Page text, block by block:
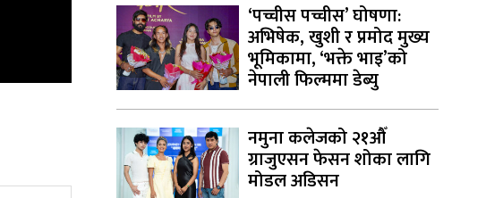
‘पच्चीस पच्चीस’ घोषणा:
अभिषेक, खुशी र प्रमोद मुख्य
भूमिकामा, ‘भक्ते भाइ’को
नेपाली फिल्ममा डेब्यु
नमुना कलेजको २१औँ
ग्राजुएसन फेसन शोका लागि
मोडल अडिसन